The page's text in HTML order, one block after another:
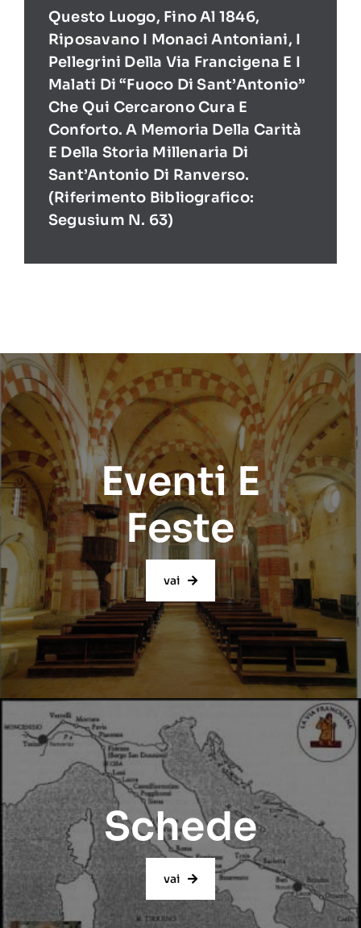
Questo Luogo, Fino Al 1846,
Riposavano I Monaci Antoniani, I
Pellegrini Della Via Francigena E I
Malati Di “Fuoco Di Sant’Antonio”
Che Qui Cercarono Cura E
Conforto. A Memoria Della Carità
E Della Storia Millenaria Di
Sant’Antonio Di Ranverso.
(Riferimento Bibliografico:
Segusium N. 63)
Eventi E
Feste
vai
Schede
vai